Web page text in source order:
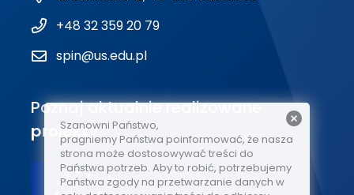
+48 32 359 20 79
spin@us.edu.pl
Poznaj aktualnie realizowane
projekty
Szanowni Państwo,
pragniemy Państwa poinformować, że nasza
strona może dostosowywać treści do
Państwa potrzeb. Aby to robić, potrzebujemy
Państwa zgody na przetwarzanie danych w